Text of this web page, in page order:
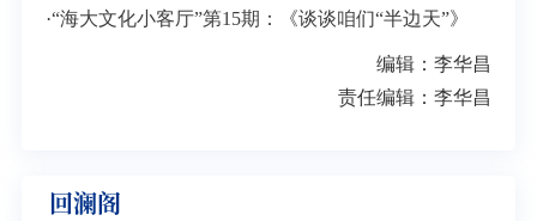
·“海大文化小客厅”第15期：《谈谈咱们“半边天”》
编辑：李华昌
责任编辑：李华昌
回澜阁